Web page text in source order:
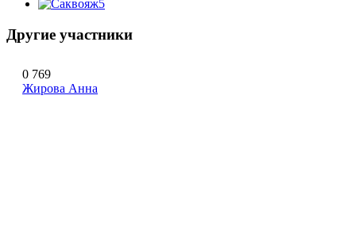
Другие участники
0 769
Жирова Анна